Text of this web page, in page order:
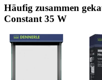
Häufig zusammen
Constant 35 W